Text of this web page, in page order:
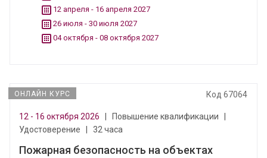
12 апреля - 16 апреля 2027
26 июля - 30 июля 2027
04 октября - 08 октября 2027
ОНЛАЙН КУРС Код 67064
12 - 16 октября 2026 Повышение квалификации
Удостоверение
32 часа
Пожарная безопасность на объектах